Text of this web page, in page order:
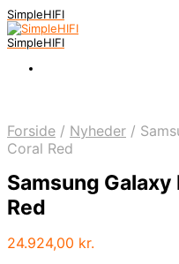
SimpleHIFI
SimpleHIFI
Forside / Nyheder /
Coral Red
Samsung
Red
24.924,00 kr.